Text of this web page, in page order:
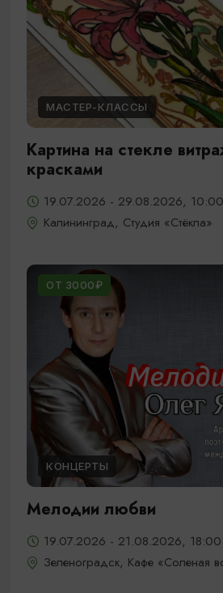
МАСТЕР-КЛАССЫ
Картина на стекле
красками
19.07.2026 - 29.08.2026,
Калининград, Студия «Стёкла»
ОТ 3000₽
КОНЦЕРТЫ
Мелодии любви
19.07.2026 - 21.08.2026, 18:00
Зеленоградск, Кафе «Соленая